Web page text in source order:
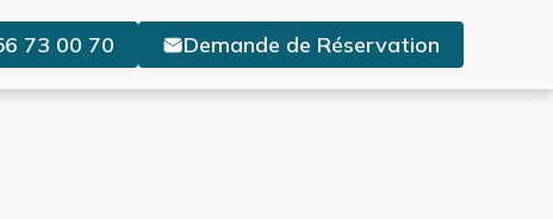
73 00 70 Demande de Réservation